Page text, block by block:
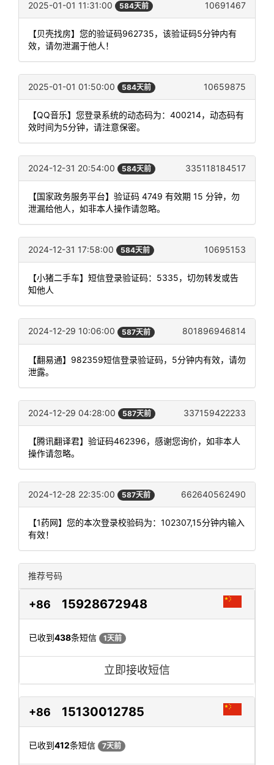
2025-01-01 11:31:00 584天前 10691467
【贝壳找房】您的验证码962735，该验证码5分钟内有
效，请勿泄漏于他人！
2025-01-01 01:50:00 584天前 10659875
【QQ音乐】您登录系统的动态码为：400214，动态码有
效时间为5分钟，请注意保密。
2024-12-31 20:54:00 584天前 335118184517
【国家政务服务平台】验证码 4749 有效期 15 分钟，勿
泄漏给他人，如非本人操作请忽略。
2024-12-31 17:58:00 584天前 10695153
【小猪二手车】短信登录验证码：5335，切勿转发或告
知他人
2024-12-29 10:06:00 587天前 801896946814
【翻易通】982359短信登录验证码，5分钟内有效，请勿
泄露。
2024-12-29 04:28:00 587天前 337159422233
【腾讯翻译君】验证码462396，感谢您询价，如非本人
操作请忽略。
2024-12-28 22:35:00 587天前 662640562490
【1药网】您的本次登录校验码为：102307,15分钟内输入
有效！
推荐号码
+86 15928672948
已收到438条短信 1天前
立即接收短信
+86 15130012785
已收到412条短信 7天前